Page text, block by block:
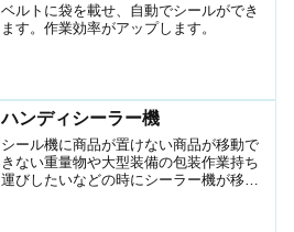
ベルトに袋を載せ、自動でシールができ
ます。作業効率がアップします。
ハンディシーラー機
シール機に商品が置けない商品が移動で
きない重量物や大型装備の包装作業持ち
運びしたいなどの時にシーラー機が移動